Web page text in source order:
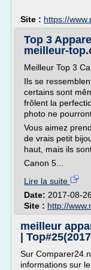
Site : https://
Top 3
meilleur-
Meilleur Top 3
Ils se
certains sont
frôlent la
photo ne
Vous aimez
de vrais petit
haut, mais ils
Canon 5...
Lire la suite
Date: 2017-08-
Site : http://
meilleur
|
Sur
informations sur